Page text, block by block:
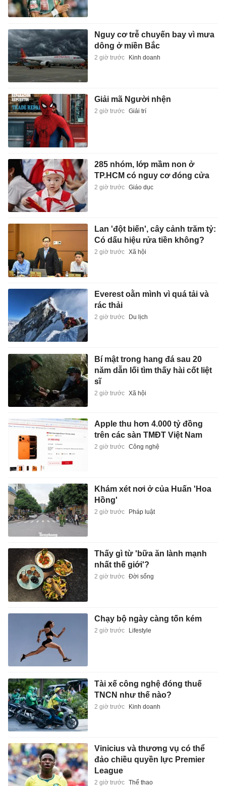
Nguy cơ trễ chuyến bay vì mưa
dông ở miền Bắc
2 giờ trước Kinh doanh
Giải mã Người nhện
2 giờ trước Giải trí
285 nhóm, lớp mầm non ở
TP.HCM có nguy cơ đóng cửa
2 giờ trước Giáo dục
Lan 'đột biến', cây cảnh trăm tỷ:
Có dấu hiệu rửa tiền không?
2 giờ trước Xã hội
Everest oằn mình vì quá tải và
rác thải
2 giờ trước Du lịch
Bí mật trong hang đá sau 20
năm dẫn lối tìm thấy hài cốt liệt
sĩ
2 giờ trước Xã hội
Apple thu hơn 4.000 tỷ đồng
trên các sàn TMĐT Việt Nam
2 giờ trước Công nghệ
Khám xét nơi ở của Huấn 'Hoa
Hồng'
2 giờ trước Pháp luật
Thấy gì từ 'bữa ăn lành mạnh
nhất thế giới'?
2 giờ trước Đời sống
Chạy bộ ngày càng tốn kém
2 giờ trước Lifestyle
Tài xế công nghệ đóng thuế
TNCN như thế nào?
2 giờ trước Kinh doanh
Vinicius và thương vụ có thể
đảo chiều quyền lực Premier
League
2 giờ trước Thể thao